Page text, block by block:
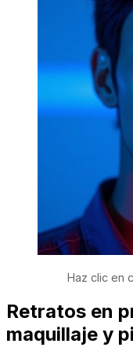
Haz clic en
Retratos en
maquillaje y